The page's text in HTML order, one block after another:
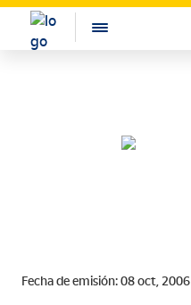
Fecha de emisión: 08 oct, 2006